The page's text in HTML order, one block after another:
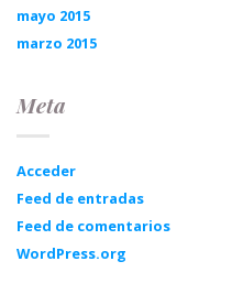
mayo 2015
marzo 2015
Meta
Acceder
Feed de entradas
Feed de comentarios
WordPress.org